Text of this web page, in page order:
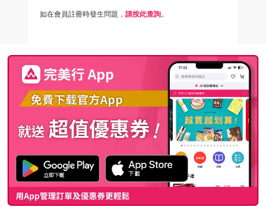
如在會員註冊時發生問題， 請按此查詢。